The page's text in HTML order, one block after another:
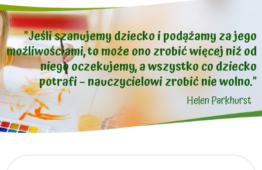
"Jeśli szanujemy dziecko i podążamy za jego
możliwościami, to może ono zrobić więcej niż od
niego oczekujemy, a wszystko co dziecko
potrafi – nauczycielowi zrobić nie wolno."
Helen Parkhurst